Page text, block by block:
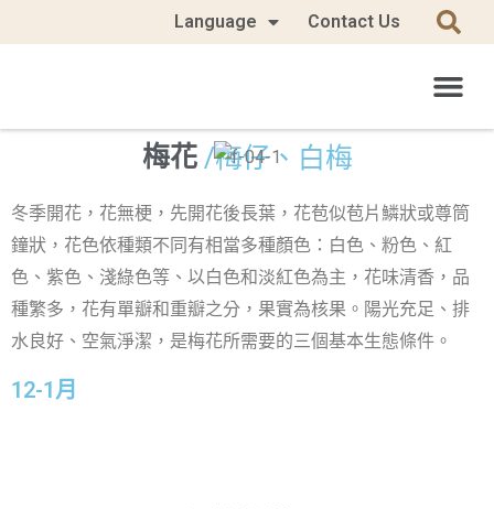
Language Contact Us
梅花 /梅仔、白梅
冬季開花，花無梗，先開花後長葉，花苞似苞片鱗狀或尊筒
鐘狀，花色依種類不同有相當多種顏色：白色、粉色、紅
色、紫色、淺綠色等、以白色和淡紅色為主，花味清香，品
種繁多，花有單瓣和重瓣之分，果實為核果。陽光充足、排
水良好、空氣淨潔，是梅花所需要的三個基本生態條件。
12-1月